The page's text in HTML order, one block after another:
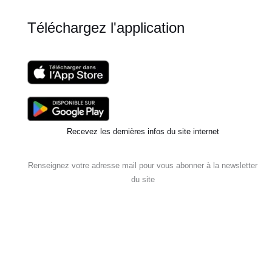
Téléchargez l'application
Recevez les dernières infos du site internet
Renseignez votre adresse mail pour vous abonner à la newsletter
du site